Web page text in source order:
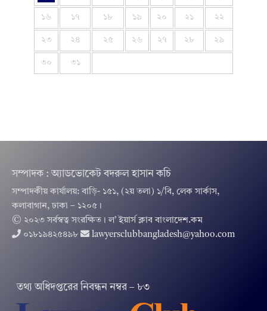
১৬ ১৭ ১৮ ১৯ ২০ ২১ ২২
২৩ ২৪ ২৫ ২৬ ২৭ ২৮ ২৯
৩০ ৩১
সম্পাদক : অ্যাডভোকেট বদরুল হাসান কচি
সম্পাদকীয় কার্যালয়: বাড়ি- ১৫১, (২য় তলা) ১/বি, লেক সার্কাস,
কলাবাগান, ঢাকা – ১২০৫।
© ২০২৩ সর্বস্বত্ব সংরক্ষিত । ল’ ইয়ার্স ক্লাব বাংলাদেশ.কম
০১৮১৯৪২৫৪৯৮
lawyersclubbangladesh@yahoo.com
তথ‌্য অ‌ধিদপ্ত‌রের নিবন্ধন নম্বর – ৮৩